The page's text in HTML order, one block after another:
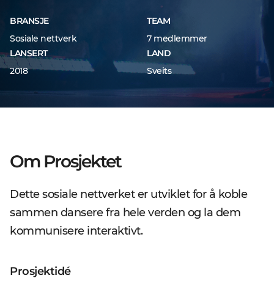
BRANSJE
Sosiale nettverk
TEAM
7 medlemmer
LANSERT
2018
LAND
Sveits
Om Prosjektet
Dette sosiale nettverket er utviklet for å koble
sammen dansere fra hele verden og la dem
kommunisere interaktivt.
Prosjektidé